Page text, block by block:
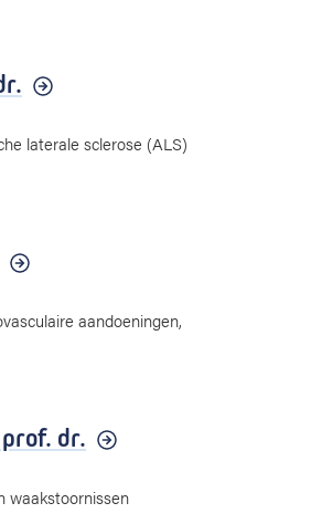
laterale sclerose (ALS)
aandoeningen,
dr.
waakstoornissen